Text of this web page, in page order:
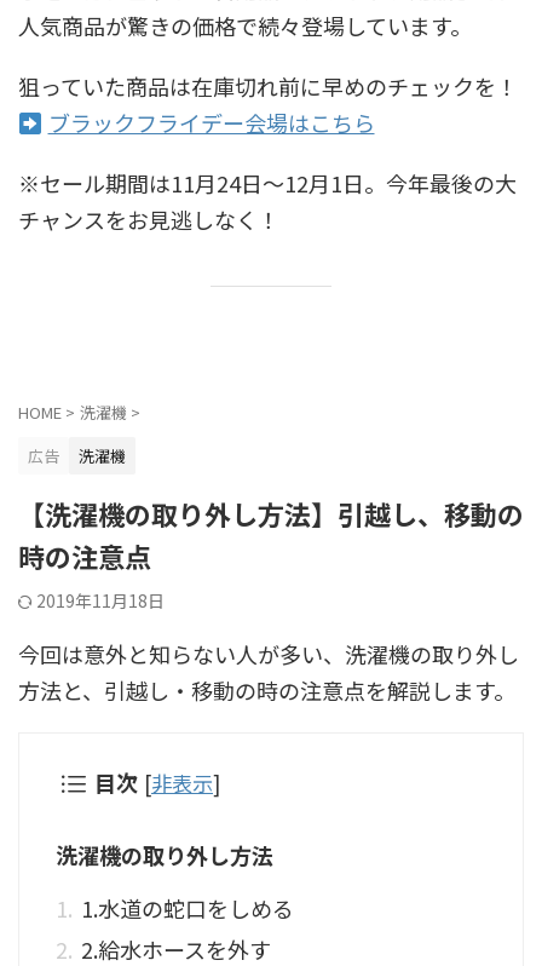
人気商品が驚きの価格で続々登場しています。
狙っていた商品は在庫切れ前に早めのチェックを！
ブラックフライデー会場はこちら
※セール期間は11月24日〜12月1日。今年最後の大
チャンスをお見逃しなく！
HOME > 洗濯機 >
広告
洗濯機
【洗濯機の取り外し方法】引越し、移動の
時の注意点
2019年11月18日
今回は意外と知らない人が多い、洗濯機の取り外し
方法と、引越し・移動の時の注意点を解説します。
目次 [非表示]
洗濯機の取り外し方法
1.水道の蛇口をしめる
2.給水ホースを外す